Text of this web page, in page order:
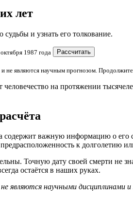
лет
и узнать его толкование.
1987 года Рассчитать
и не являются научным прогнозом.
на протяжении
содержит важную информацию о
к долголетию
Точную дату своей смерти не
остаётся в наших руках.
являются научными дисциплинами